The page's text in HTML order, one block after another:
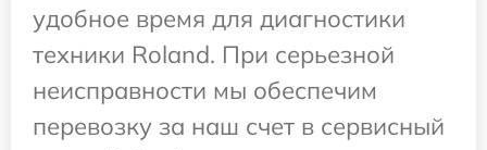
удобное время для диагностики
техники Roland. При серьезной
неисправности мы обеспечим
перевозку за наш счет в сервисный